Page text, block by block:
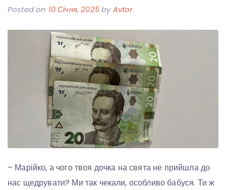
Posted on 10 Січня, 2025byAvtor
– Марійко, а чого твоя дочка на свята не прийшла до
нас щедрувати? Ми так чекали, особливо бабуся. Ти ж